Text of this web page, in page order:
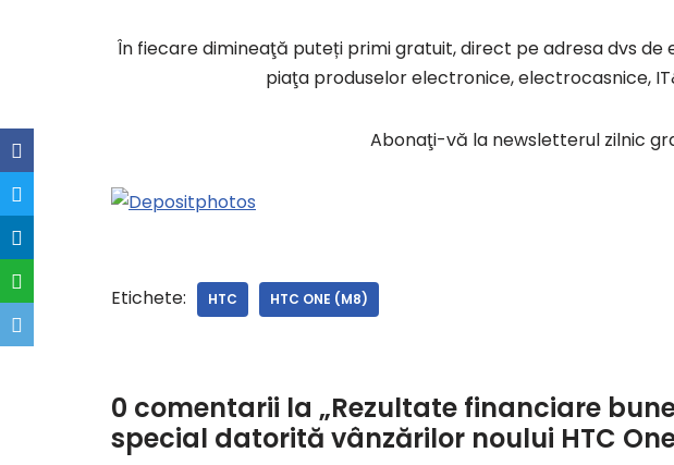
În fiecare dimineaţă puteți primi gratuit, direct pe adresa dvs de
piaţa produselor electronice, electrocasnice,
Abonaţi-vă la newsletterul zilnic
Etichete: HTC HTC ONE (M8)
0 comentarii la „Rezultate financiare
special datorită vânzărilor noului HTC